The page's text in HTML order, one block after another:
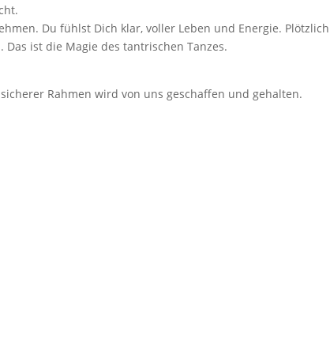
Du fühlst Dich klar, voller Leben und Energie. Plötzlich
ist die Magie des tantrischen Tanzes.
Rahmen wird von uns geschaffen und gehalten.